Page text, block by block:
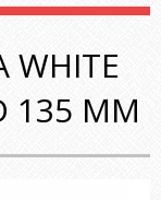
WHITE
135 MM